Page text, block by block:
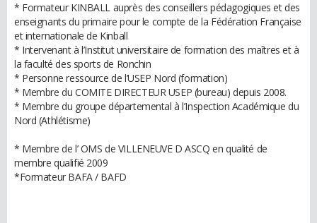
* Formateur KINBALL auprès des conseillers pédagogiques et des
enseignants du primaire pour le compte de la Fédération Française
et internationale de Kinball
* Intervenant à l’Institut universitaire de formation des maîtres et à
la faculté des sports de Ronchin
* Personne ressource de l’USEP Nord (formation)
* Membre du COMITE DIRECTEUR USEP (bureau) depuis 2008.
* Membre du groupe départemental à l’Inspection Académique du
Nord (Athlétisme)
* Membre de l’ OMS de VILLENEUVE D ASCQ en qualité de
membre qualifié 2009
*Formateur BAFA / BAFD